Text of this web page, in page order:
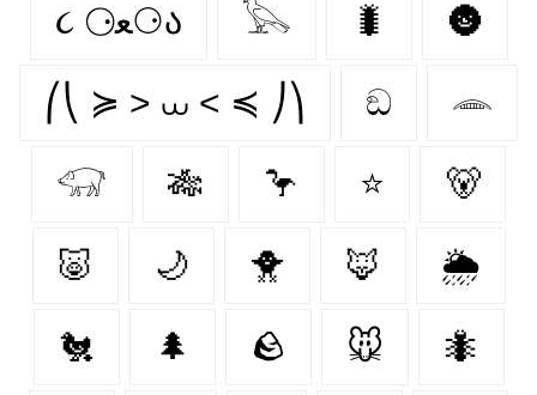
૮ ⚆ﻌ⚆ა 𓅂 🐛 🌚
⎛⎝ ≽ > ⩊ < ≼ ⎠⎞ ඞ 𓂎
𓃟 🎋 🦩 ⭐ 🐻‍
🐷 🌙 🐥 🦊 🌦️
🐔 🌲 🪨 🐭 🐜